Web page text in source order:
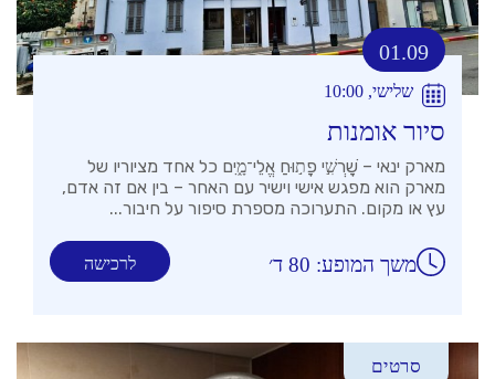
01.09
שלישי, 10:00
סיור אומנות
מארק ינאי – שׇׁרְשִׁ֣י פָת֣וּחַ אֱלֵי־מָ֑יִם כל אחד מציוריו של
מארק הוא מפגש אישי וישיר עם האחר – בין אם זה אדם,
עץ או מקום. התערוכה מספרת סיפור על חיבור...
לרכישה משך המופע: 80 ד׳
סרטים